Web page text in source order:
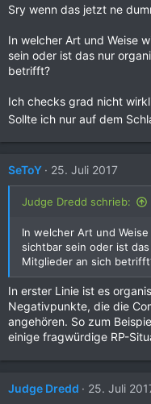
Sry wenn das jetzt ne
In welcher Art und Weise
sein oder ist das nur
betrifft?
Ich checks grad nicht
Sollte ich nur auf dem
SeToY 25. Juli 2017
Judge Dredd schrieb:
In welcher Art und
sichtbar sein oder ist
Mitglieder an sich
In erster Linie ist es
Negativpunkte, die die
angehören. So zum
einige fragwürdige RP-
Judge Dredd 25. Juli